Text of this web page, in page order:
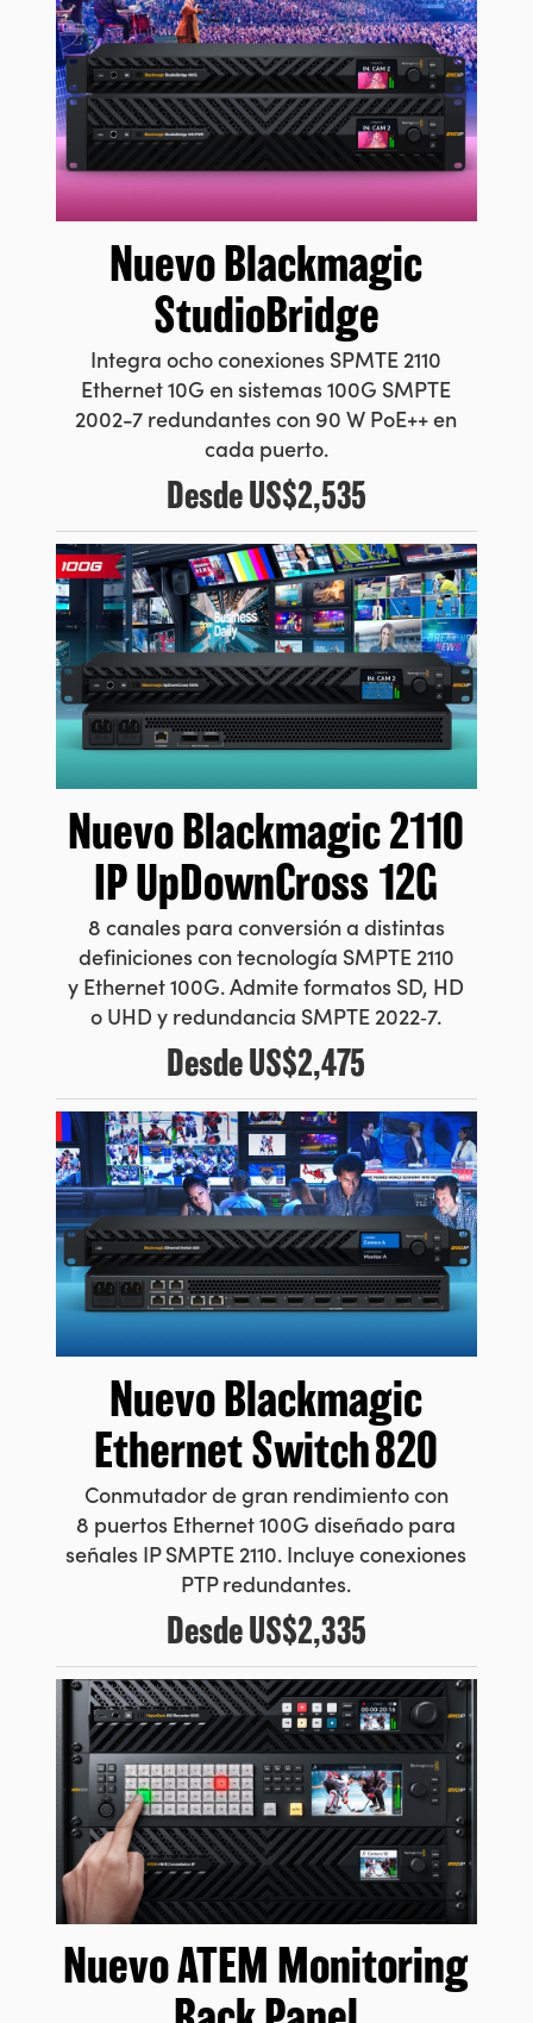
Nuevo Blackmagic
StudioBridge
Integra ocho conexiones SPMTE 2110
Ethernet 10G en sistemas 100G SMPTE
2002-7 redundantes con 90 W PoE++ en
cada puerto.
DesdeUS$2,535
Nuevo Blackmagic 2110
IP UpDownCross 12G
8 canales para conversión a distintas
definiciones con tecnología SMPTE 2110
y Ethernet 100G. Admite formatos SD, HD
o UHD y redundancia SMPTE 2022‑7.
DesdeUS$2,475
Nuevo Blackmagic
Ethernet Switch 820
Conmutador de gran rendimientocon
8 puertos Ethernet 100G diseñado para
señales IP SMPTE 2110. Incluye conexiones
PTP redundantes.
DesdeUS$2,335
Nuevo ATEM Monitoring